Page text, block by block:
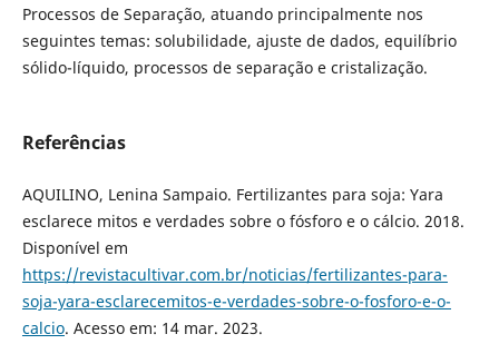
Processos de Separação, atuando principalmente nos
seguintes temas: solubilidade, ajuste de dados, equilíbrio
sólido-líquido, processos de separação e cristalização.
Referências
AQUILINO, Lenina Sampaio. Fertilizantes para soja: Yara
esclarece mitos e verdades sobre o fósforo e o cálcio. 2018.
Disponível em
https://revistacultivar.com.br/noticias/fertilizantes-para-
soja-yara-esclarecemitos-e-verdades-sobre-o-fosforo-e-o-
calcio. Acesso em: 14 mar. 2023.